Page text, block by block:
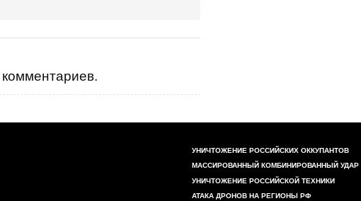
УНИЧТОЖЕНИЕ РОССИЙСКИХ ОККУПАНТОВ
МАССИРОВАННЫЙ КОМБИНИРОВАННЫЙ УДАР
УНИЧТОЖЕНИЕ РОССИЙСКОЙ ТЕХНИКИ
АТАКА ДРОНОВ НА РЕГИОНЫ РФ